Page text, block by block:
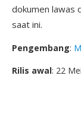
dokumen lawas
saat ini.
Pengembang:
Rilis awal: 22